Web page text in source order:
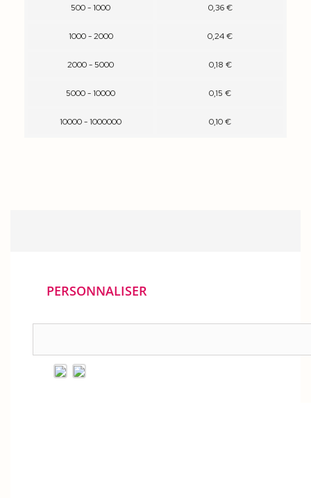
500 - 1000 0,36 €
1000 - 2000 0,24 €
2000 - 5000 0,18 €
5000 - 10000 0,15 €
10000 - 1000000 0,10 €
PERSONNALISER